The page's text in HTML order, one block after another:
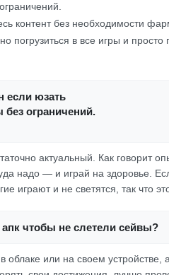
контент без необходимости
погрузиться в все игры и
если юзать
ограничений.
актуальный. Как говорит
надо — и играй на здоровье.
играют и не светятся, так что
апк чтобы не слетели сейвы?
облаке или на своем